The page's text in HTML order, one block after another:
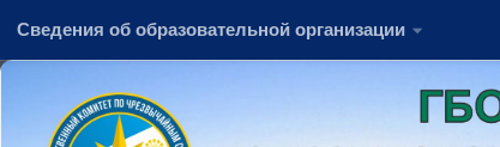
Перейти к содержимому
Сведения об образовательной организации